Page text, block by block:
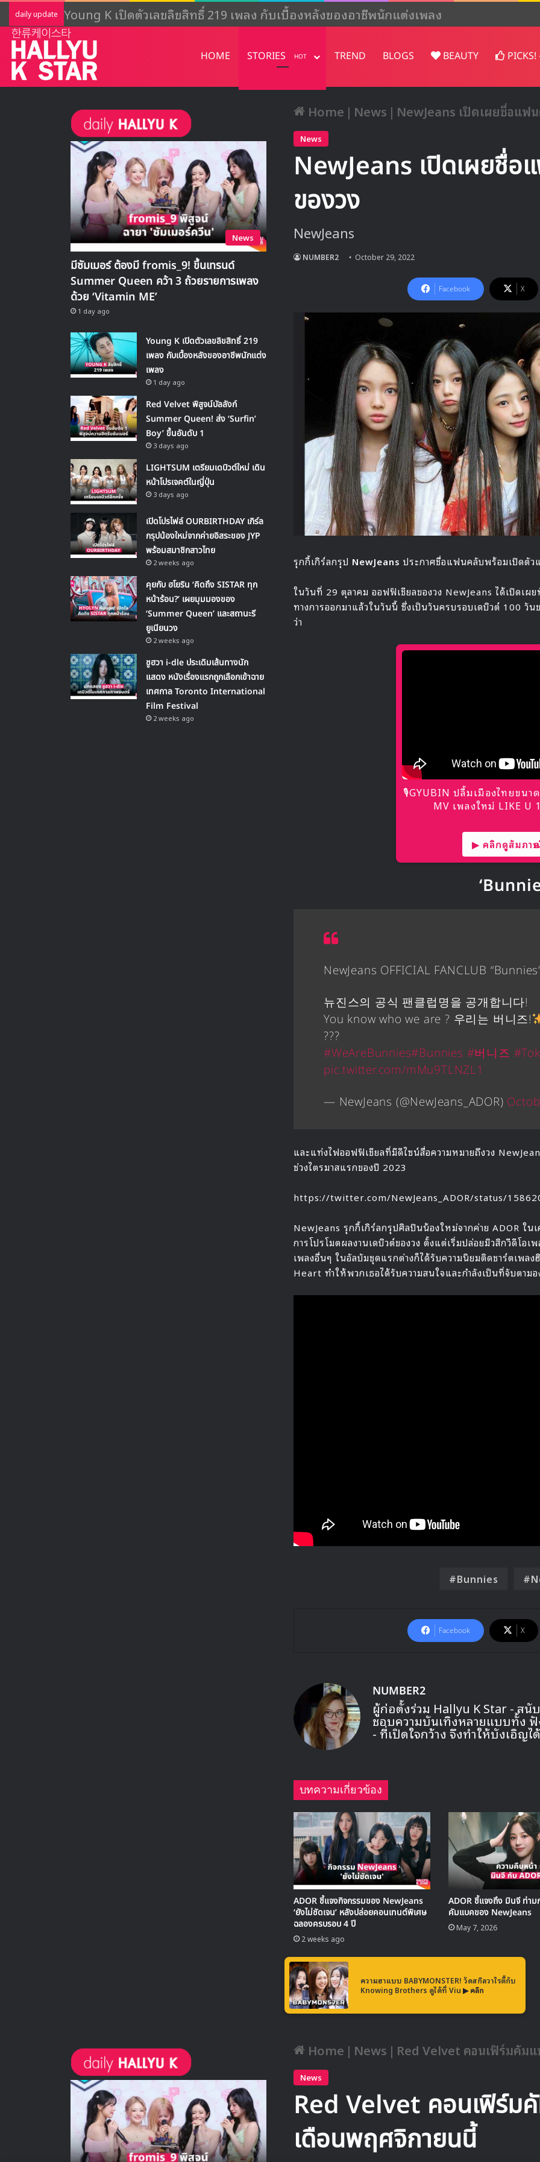
daily update Young K เปิดตัวเลขลิขสิทธิ์ 219 เพลง กับเบื้องหลังของอาชีพนักแต่งเพลง
HOME STORIES HOT TREND BLOGS BEAUTY PICKS!
Home | News | NewJeans เปิดเผยชื่อแฟ
News
NewJeans เปิดเผยชื่
ของวง
NewJeans
NUMBER2 October 29, 2022
Facebook X
รุกกี้เกิร์ลกรุป NewJeans ประกาศชื่อแฟนคลับพร้อมเปิดตัว
ในวันที่ 29 ตุลาคม ออฟฟิเชียลของวง NewJeans ได้เปิดเผ
ทางการออกมาแล้วในวันนี้ ซึ่งเป็นวันครบรอบเดบิวต์ 100 วั
ว่า
🎙GYUBIN ปลื้มเมืองไทยขนา
MV เพลงใหม่ LIKE U
▶ คลิกดูสัมภาษ
NewJeans OFFICIAL FANCLUB
뉴진스의 공식 팬클럽명을 공개합니다!
You know who we are ? 우리는 버니즈!
???
#WeAreBunnies#Bunnies #버니즈
pic.twitter.com/mMu9TLNZL1
— NewJeans (@NewJeans_ADOR)
และแท่งไฟออฟฟิเชียลที่มีดีไซน์สื่อความหมายถึงวง
ช่วงไตรมาสแรกของปี 2023
https://twitter.com/NewJeans_ADOR/status/
NewJeans รุกกี้เกิร์ลกรุปศิลปินน้องใหม่จากค่าย ADOR ในเ
การโปรโมตผลงานเดบิวต์ของวง ตั้งแต่เริ่มปล่อยมิวสิกวีดีโ
เพลงอื่นๆ ในอัลบัมชุดแรกต่างก็ได้รับความนิยมติดชาร์ตเพล
Heart ทำให้พวกเธอได้รับความสนใจและกำลังเป็นที่จับตาม
Bunnies
Facebook X
NUMBER2
ผู้ก่อตั้งร่วม Hallyu K Star - สนั
ชอบความบันเทิงหลายแบบทั้ง ฟั
- ที่เปิดใจกว้าง จึงทำให้บังเอิญ
บทความเกี่ยวข้อง
ADOR ชี้แจงกิจกรรมของ NewJeans
‘ยังไม่ชัดเจน’ หลังปล่อยคอนเทนต์พิเศษ
ฉลองครบรอบ 4 ปี
2 weeks ago
ADOR ชี้แจงถึง มินจี ท่าม
คัมแบคของ NewJeans
May 7, 2026
News
มีซัมเมอร์ ต้องมี fromis_9! ขึ้นเทรนด์
Summer Queen คว้า 3 ถ้วยรายการเพลง
ด้วย ‘Vitamin ME’
1 day ago
Young K เปิดตัวเลขลิขสิทธิ์ 219
เพลง กับเบื้องหลังของอาชีพนักแต่ง
เพลง
1 day ago
Red Velvet พิสูจน์บัลลังก์
Summer Queen! ส่ง ‘Surfin’
Boy’ ขึ้นอันดับ 1
3 days ago
LIGHTSUM เตรียมเดบิวต์ใหม่ เดิน
หน้าโปรเจคต์ในญี่ปุ่น
3 days ago
เปิดโปรไฟล์ OURBIRTHDAY เกิร์ล
กรุปน้องใหม่จากค่ายอิสระของ JYP
พร้อมสมาชิกสาวไทย
2 weeks ago
คุยกับ ฮโยริน ‘คิดถึง SISTAR ทุก
หน้าร้อน?’ เผยมุมมองของ
‘Summer Queen’ และสถานะรี
ยูเนียนวง
2 weeks ago
ชูฮวา i-dle ประเดิมเส้นทางนัก
แสดง หนังเรื่องแรกถูกเลือกเข้าฉาย
เทศกาล Toronto International
Film Festival
2 weeks ago
ความฮาแบบ BABYMONSTER! วัดสกิลวาไรตี้กับ
Knowing Brothers ดูได้ที่ Viu ▶ คลิก